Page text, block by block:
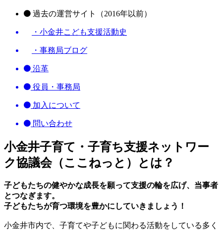
過去の運営サイト（2016年以前）
・小金井こども支援活動史
・事務局ブログ
沿革
役員・事務局
加入について
問い合わせ
小金井子育て・子育ち支援ネットワー
ク協議会（ここねっと）とは？
子どもたちの健やかな成長を願って支援の輪を広げ、当事者
とつなぎます。
子どもたちが育つ環境を豊かにしていきましょう！
小金井市内で、子育てや子どもに関わる活動をしている多く